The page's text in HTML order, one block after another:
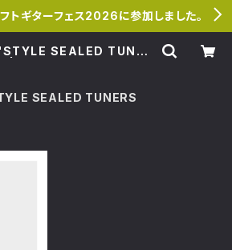
トギターフェス2026に参加しました。
SEALED TUNER
SEALED TUNERS